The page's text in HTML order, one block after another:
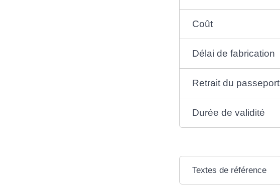
Coût
Délai de fabrication
Retrait du passeport
Durée de validité
Textes de référence